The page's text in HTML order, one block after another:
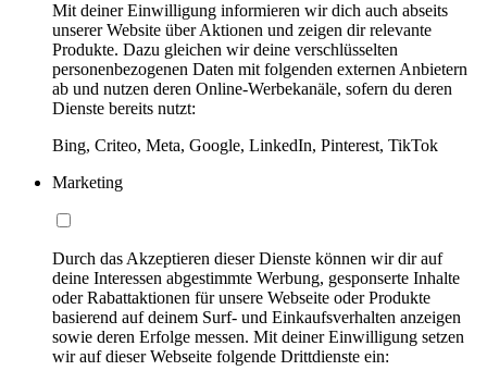
Mit deiner Einwilligung informieren wir dich auch abseits
unserer Website über Aktionen und zeigen dir relevante
Produkte. Dazu gleichen wir deine verschlüsselten
personenbezogenen Daten mit folgenden externen Anbietern
ab und nutzen deren Online-Werbekanäle, sofern du deren
Dienste bereits nutzt:
Bing, Criteo, Meta, Google, LinkedIn, Pinterest, TikTok
Marketing
Durch das Akzeptieren dieser Dienste können wir dir auf
deine Interessen abgestimmte Werbung, gesponserte Inhalte
oder Rabattaktionen für unsere Webseite oder Produkte
basierend auf deinem Surf- und Einkaufsverhalten anzeigen
sowie deren Erfolge messen. Mit deiner Einwilligung setzen
wir auf dieser Webseite folgende Drittdienste ein: